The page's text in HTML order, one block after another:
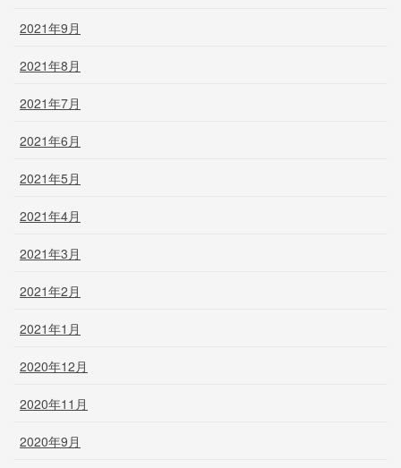
2021年9月
2021年8月
2021年7月
2021年6月
2021年5月
2021年4月
2021年3月
2021年2月
2021年1月
2020年12月
2020年11月
2020年9月